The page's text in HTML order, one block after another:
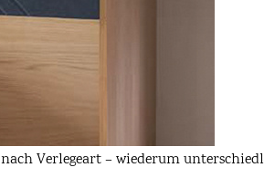
Verlegeart – wiederum